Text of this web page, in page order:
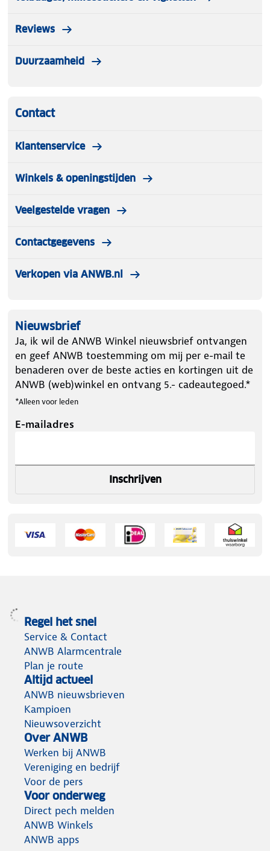
Reviews
Duurzaamheid
Contact
Klantenservice
Winkels & openingstijden
Veelgestelde vragen
Contactgegevens
Verkopen via ANWB.nl
Nieuwsbrief
Ja, ik wil de ANWB Winkel nieuwsbrief ontvangen
en geef ANWB toestemming om mij per e-mail te
benaderen over de beste acties en kortingen uit de
ANWB (web)winkel en ontvang 5.- cadeautegoed.*
*Alleen voor leden
E-mailadres
Inschrijven
Regel het snel
Service & Contact
ANWB Alarmcentrale
Plan je route
Altijd actueel
ANWB nieuwsbrieven
Kampioen
Nieuwsoverzicht
Over ANWB
Werken bij ANWB
Vereniging en bedrijf
Voor de pers
Voor onderweg
Direct pech melden
ANWB Winkels
ANWB apps